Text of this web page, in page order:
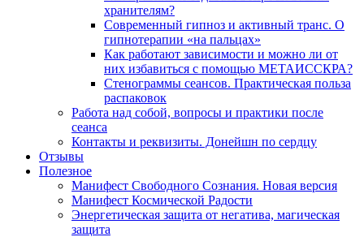
хранителям?
Современный гипноз и активный транс. О
гипнотерапии «на пальцах»
Как работают зависимости и можно ли от
них избавиться с помощью МЕТАИССКРА?
Стенограммы сеансов. Практическая польза
распаковок
Работа над собой, вопросы и практики после
сеанса
Контакты и реквизиты. Донейшн по сердцу
Отзывы
Полезное
Манифест Свободного Сознания. Новая версия
Манифест Космической Радости
Энергетическая защита от негатива, магическая
защита